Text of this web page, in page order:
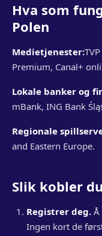
Hva som
Polen
Medietjenester:
Premium, Canal+
Lokale banker og
mBank, ING Bank
Regionale
and Eastern Europe.
Slik kobler
Registrer deg. Å
Ingen kort de